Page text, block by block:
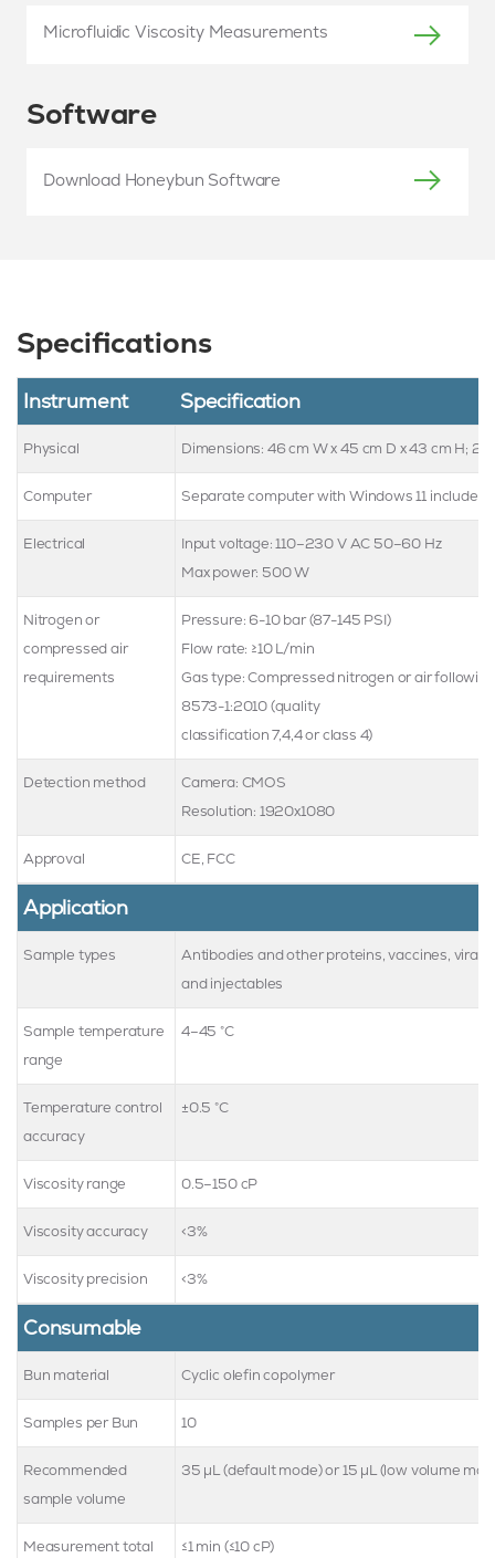
Microfluidic Viscosity Measurements
Software
Download Honeybun Software
Specifications
Instrument Specification
Physical Dimensions: 46 cm W x 45 cm D x 43 cm H; 28
Computer Separate computer with Windows 11 included
Electrical
Input voltage: 110–230 V AC 50–60 Hz
Max power: 500 W
Nitrogen or
compressed air
requirements
Pressure: 6-10 bar (87-145 PSI)
Flow rate: ≥10 L/min
Gas type: Compressed nitrogen or air
8573-1:2010 (quality
classification 7,4,4 or class 4)
Detection method
Camera: CMOS
Resolution: 1920x1080
Approval CE, FCC
Application
Sample types
Antibodies and other proteins, vaccines, viral
and injectables
Sample temperature
range
4–45 °C
Temperature control
accuracy
±0.5 °C
Viscosity range 0.5–150 cP
Viscosity accuracy <3%
Viscosity precision <3%
Consumable
Bun material Cyclic olefin copolymer
Samples per Bun 10
Recommended
sample volume
35 µL (default mode) or 15 µL (low volume
Measurement total
≤1 min (≤10 cP)